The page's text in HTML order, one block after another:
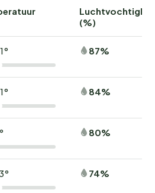
(%)
87%
84%
80%
74%